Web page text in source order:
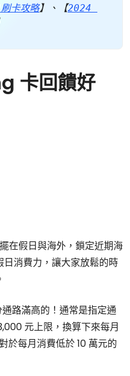
卡攻略】、【2024
卡回饋好
在假日與海外，鎖定近期海
消費力，讓大家放鬆的時
路滿高的！通常是指定通
元上限，換算下來每月
於每月消費低於 10 萬元的